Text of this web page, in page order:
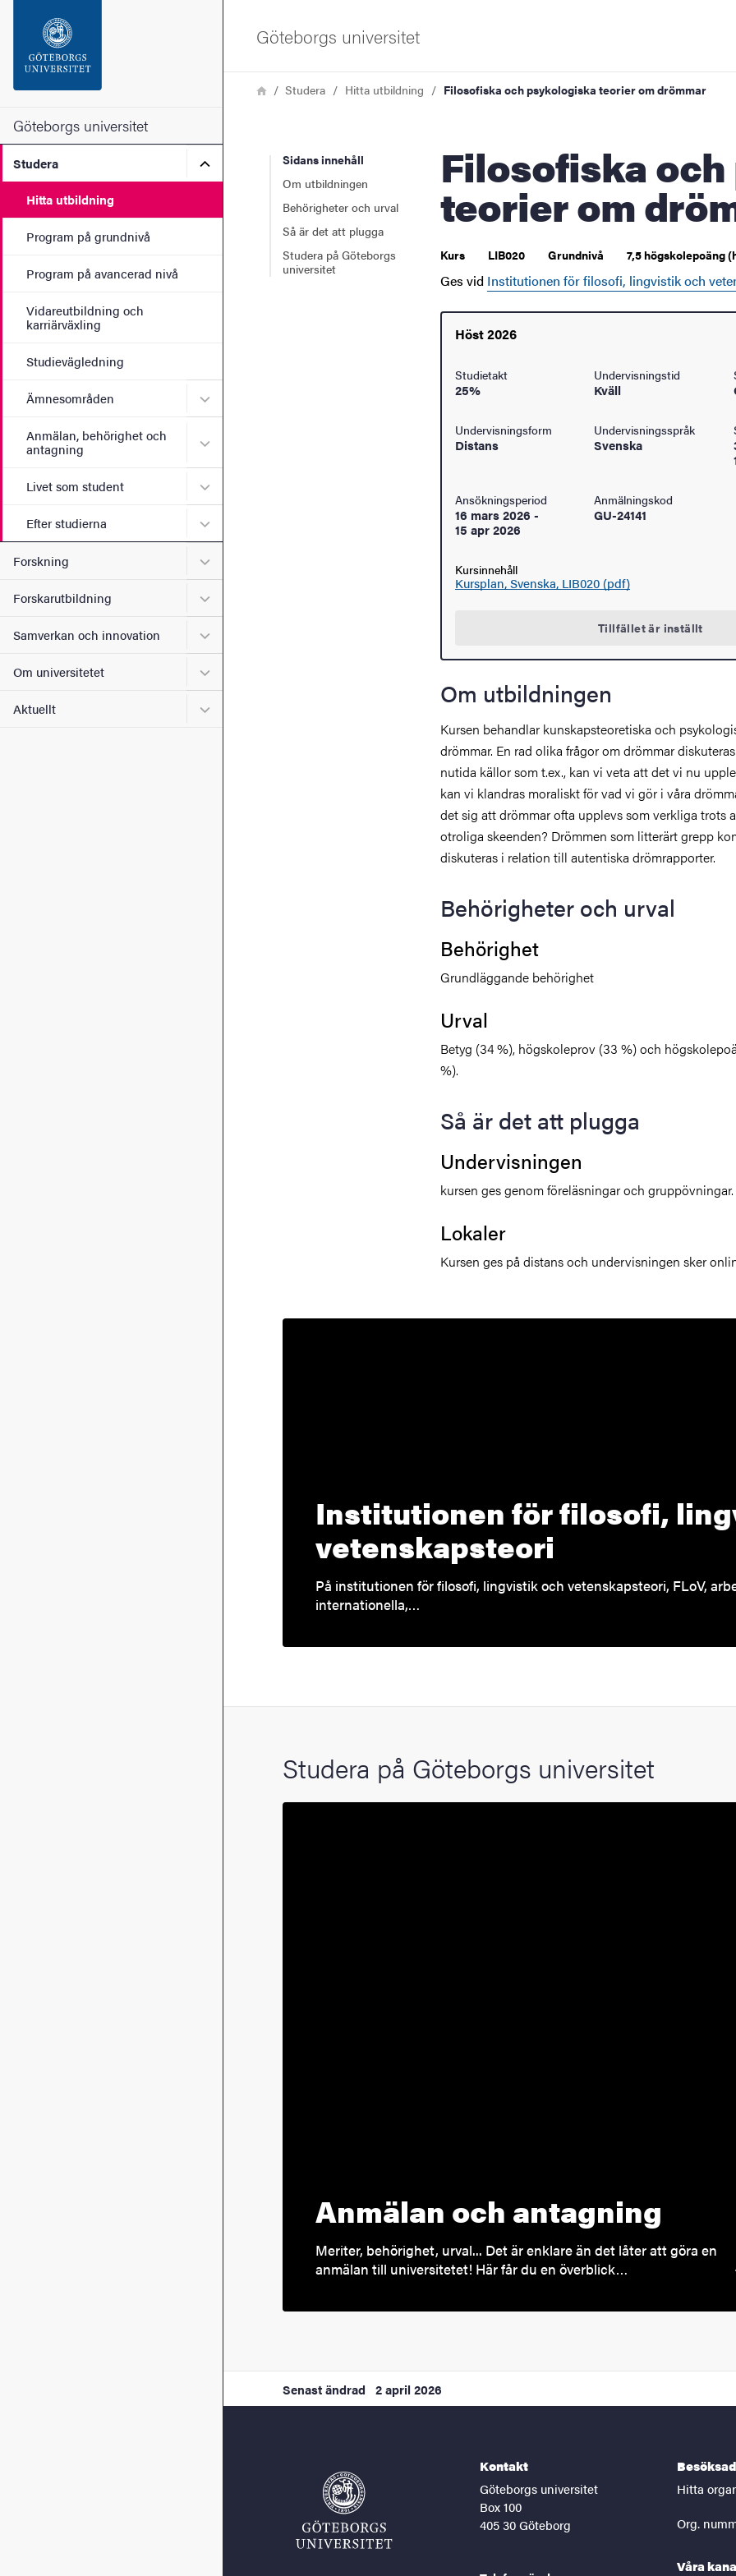
Sidfoten
Om webbplatsen
Göteborgs universitet
Studera Undermeny för Studera
Hitta utbildning
Program på grundnivå
Program på avancerad nivå
Vidareutbildning och
karriärväxling
Studievägledning
Ämnesområden Undermeny för Ämnesområden
Anmälan, behörighet och
antagning
Undermeny för Anmälan, behörighet och antagning
Livet som student Undermeny för Livet som student
Efter studierna Undermeny för Efter studierna
Forskning Undermeny för Forskning
Forskarutbildning Undermeny för Forskarutbildning
Samverkan och innovation Undermeny för Samverkan och innovation
Om universitetet Undermeny för Om universitetet
Aktuellt Undermeny för Aktuellt
Göteborgs universitet
LänkstigHemStudera Hitta utbildning Filosofiska och psykologiska teorier om drömmar
Sidans innehåll
Om utbildningen
Behörigheter och urval
Så är det att plugga
Studera på Göteborgs
universitet
Filosofiska och psykologiska
teorier om
Kurs LIB020 Grundnivå 7,5 högskolepoäng
Ges vid Institutionen för filosofi, lingvistik och
Höst 2026
Studietakt
25%
Undervisningstid
Kväll
Undervisningsform
Distans
Undervisningsspråk
Svenska
Ansökningsperiod
16 mars 2026 -
15 apr 2026
Anmälningskod
GU-24141
Kursinnehåll
Kursplan, Svenska, LIB020 (pdf)
Tillfället är inställt
Om utbildningen
Kursen behandlar kunskapsteoretiska och
drömmar. En rad olika frågor om drömmar
nutida källor som t.ex., kan vi veta att det vi nu
kan vi klandras moraliskt för vad vi gör i våra
det sig att drömmar ofta upplevs som verkliga trots
otroliga skeenden? Drömmen som litterärt grepp
diskuteras i relation till autentiska drömrapporter.
Behörigheter och urval
Behörighet
Grundläggande behörighet
Urval
Betyg (34 %), högskoleprov (33 %) och
%).
Så är det att plugga
Undervisningen
kursen ges genom föreläsningar och gruppövningar.
Lokaler
Kursen ges på distans och undervisningen sker
Institutionen för filosofi,
vetenskapsteori
På institutionen för filosofi, lingvistik och vetenskapsteori, FLoV,
internationella,…
Studera på Göteborgs universitet
Anmälan och antagning
Meriter, behörighet, urval... Det är enklare än det låter att göra en
anmälan till universitetet! Här får du en överblick…
Senast ändrad 2 april 2026
Kontakt
Göteborgs universitet
Box 100
405 30 Göteborg
Hitta
Org.
Våra